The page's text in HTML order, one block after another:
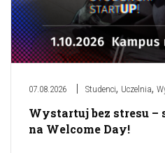
07.08.2026 Studenci, Uczelnia,
Wystartuj bez stresu –
na Welcome Day!